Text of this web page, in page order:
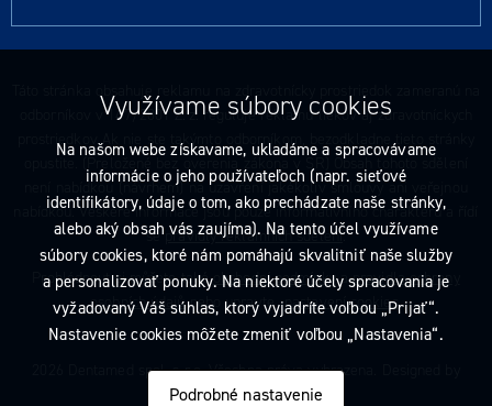
Táto stránka obsahuje reklamu na zdravotnícky prostriedok zameranú na
odborníkov v 147/2001 Z. z. reguluje reklamu liekov aj zdravotníckych
prostriedkov Ak nie ste takýmto odborníkom, bezodkladne tieto stránky
opustite. (Preložené bez overenia zákona v SR) Obsah tohoto sdělení
není nabídkou (návrhem) na uzavření jakékoliv smlouvy ani veřejnou
nabídkou. Veškeré informace jsou pouze informativního charakteru a řídí
se pravidly reklamních sdělení.
Prohlédnout si můžete také obchodní podmínkyapravidla ochrany
osobních údajůnebo upravte nastavení cookies.
2026 Dentamed spol. s r.o. Všechna práva vyhrazena. Designed by
Využívame súbory cookies
Na našom webe získavame, ukladáme a spracovávame
informácie o jeho používateľoch (napr. sieťové
identifikátory, údaje o tom, ako prechádzate naše stránky,
alebo aký obsah vás zaujíma). Na tento účel využívame
súbory cookies, ktoré nám pomáhajú skvalitniť naše služby
a personalizovať ponuky. Na niektoré účely spracovania je
vyžadovaný Váš súhlas, ktorý vyjadríte voľbou „Prijať“.
Nastavenie cookies môžete zmeniť voľbou „Nastavenia“.
Podrobné nastavenie